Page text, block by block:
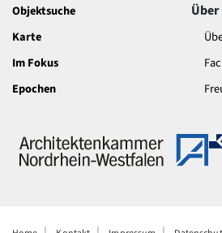
Objektsuche
Karte
Im Fokus
Epochen
Über